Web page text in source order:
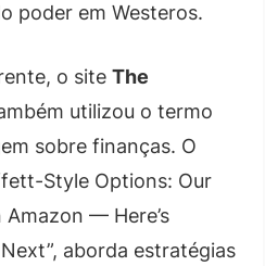
poder em Westeros.
o site The
utilizou o termo
sobre finanças. O
Style Options: Our
— Here’s
aborda estratégias